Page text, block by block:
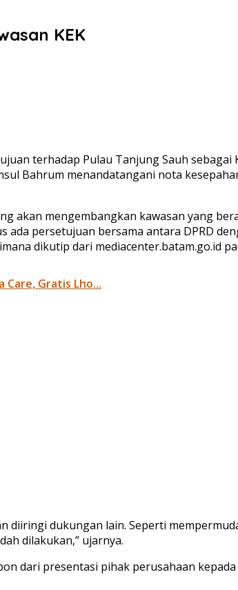
KEK
terhadap Pulau Tanjung Sauh sebagai
Bahrum menandatangani nota
akan mengembangkan kawasan yang
persetujuan bersama antara DPRD
dikutip dari mediacenter.batam.go.id
Care, Gratis Lho...
diiringi dukungan lain. Seperti
dilakukan,” ujarnya.
dari presentasi pihak perusahaan